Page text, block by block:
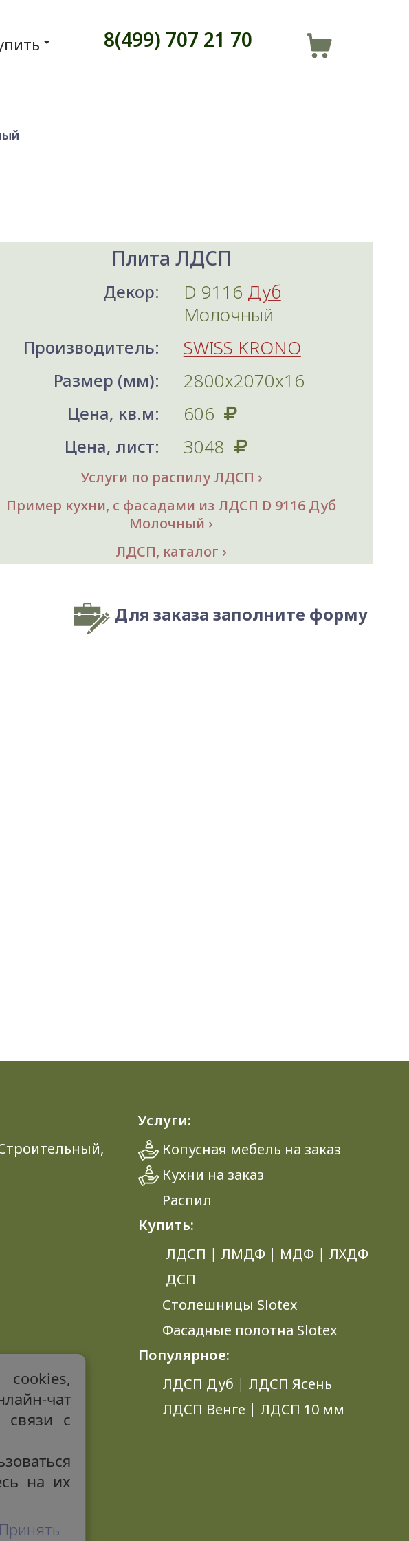
8(499) 707 21 70
Плита ЛДСП
Декор: D 9116 Дуб
Молочный
Производитель: SWISS KRONO
Размер (мм): 2800х2070x16
Цена, кв.м: 606
Цена, лист: 3048
Услуги по распилу ЛДСП
Пример кухни, с фасадами из ЛДСП D 9116 Дуб
Молочный
ЛДСП, каталог
Для заказа заполните форму
Услуги:
Копусная мебель на заказ
Кухни на заказ
Распил
Купить:
ЛДСП | ЛМДФ | МДФ | ЛХДФ
ДСП
Столешницы Slotex
Фасадные полотна Slotex
Популярное:
ЛДСП Дуб | ЛДСП Ясень
ЛДСП Венге | ЛДСП 10 мм
чат
связи с
на их
Принять